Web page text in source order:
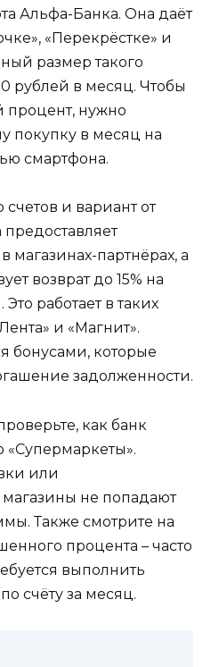
Альфа-Банка. Она даёт
«Перекрёстке» и
размер такого
рублей в месяц. Чтобы
процент, нужно
покупку в месяц на
смартфона.
счетов и вариант от
магазинах-партнёрах, а
возврат до 15% на
работает в таких
и «Магнит».
бонусами, которые
задолженности.
как банк
«Супермаркеты».
или
не попадают
Также смотрите на
процента – часто
выполнить
счёту за месяц.